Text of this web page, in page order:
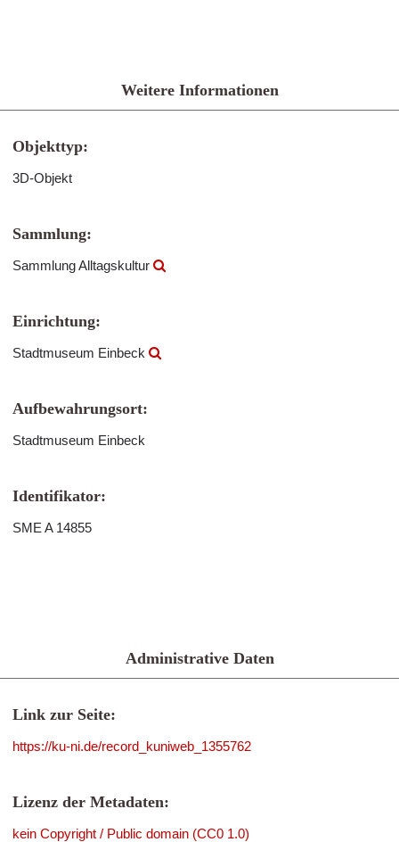
Weitere Informationen
Objekttyp:
3D-Objekt
Sammlung:
Sammlung Alltagskultur
Einrichtung:
Stadtmuseum Einbeck
Aufbewahrungsort:
Stadtmuseum Einbeck
Identifikator:
SME A 14855
Administrative Daten
Link zur Seite:
https://ku-ni.de/record_kuniweb_1355762
Lizenz der Metadaten:
kein Copyright / Public domain (CC0 1.0)